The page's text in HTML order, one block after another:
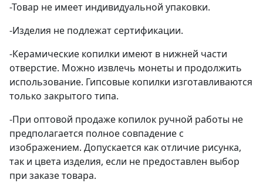
-Товар не имеет индивидуальной упаковки.
-Изделия не подлежат сертификации.
-Керамические копилки имеют в нижней части
отверстие. Можно извлечь монеты и продолжить
использование. Гипсовые копилки изготавливаются
только закрытого типа.
-При оптовой продаже копилок ручной работы не
предполагается полное совпадение с
изображением. Допускается как отличие рисунка,
так и цвета изделия, если не предоставлен выбор
при заказе товара.